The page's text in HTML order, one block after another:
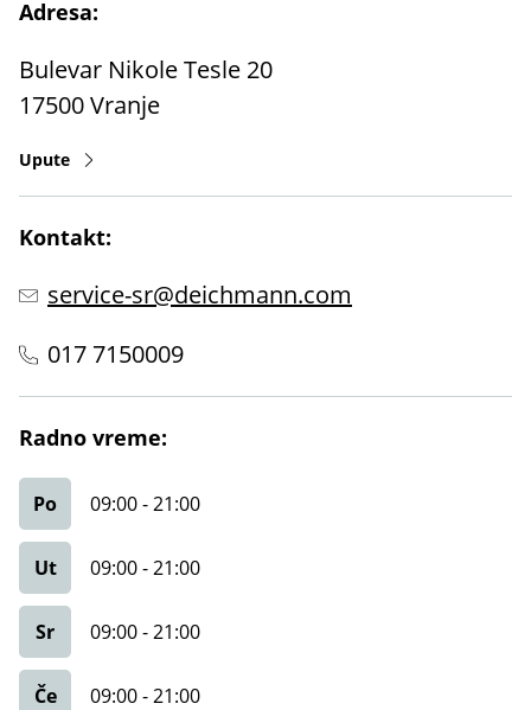
Adresa:
Bulevar Nikole Tesle 20
17500Vranje
Upute
Kontakt:
service-sr@deichmann.com
017 7150009
Radno vreme:
Po 09:00-21:00
Ut 09:00-21:00
Sr 09:00-21:00
Če 09:00-21:00